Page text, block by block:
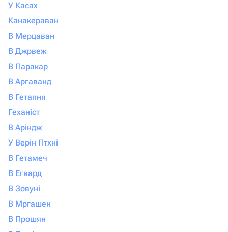
У Касах
Канакераван
В Мерцаван
В Джрвеж
В Паракар
В Аргаванд
В Гетапня
Геханіст
В Аріндж
У Верін Птхні
В Гетамеч
В Егвард
В Зовуні
В Мргашен
В Прошян